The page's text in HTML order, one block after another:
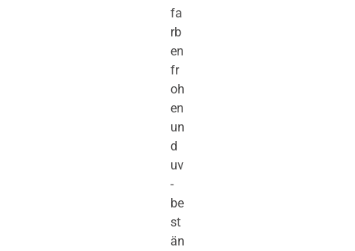
fa
rb
en
fr
oh
en
un
d
uv
-
be
st
än